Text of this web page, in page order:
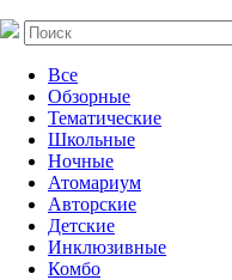
Все
Обзорные
Тематические
Школьные
Ночные
Атомариум
Авторские
Детские
Инклюзивные
Комбо